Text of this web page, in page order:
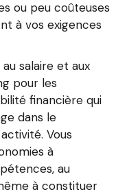
ou peu coûteuses
à vos exigences
salaire et aux
pour les
financière qui
dans le
Vous
à
au
à constituer